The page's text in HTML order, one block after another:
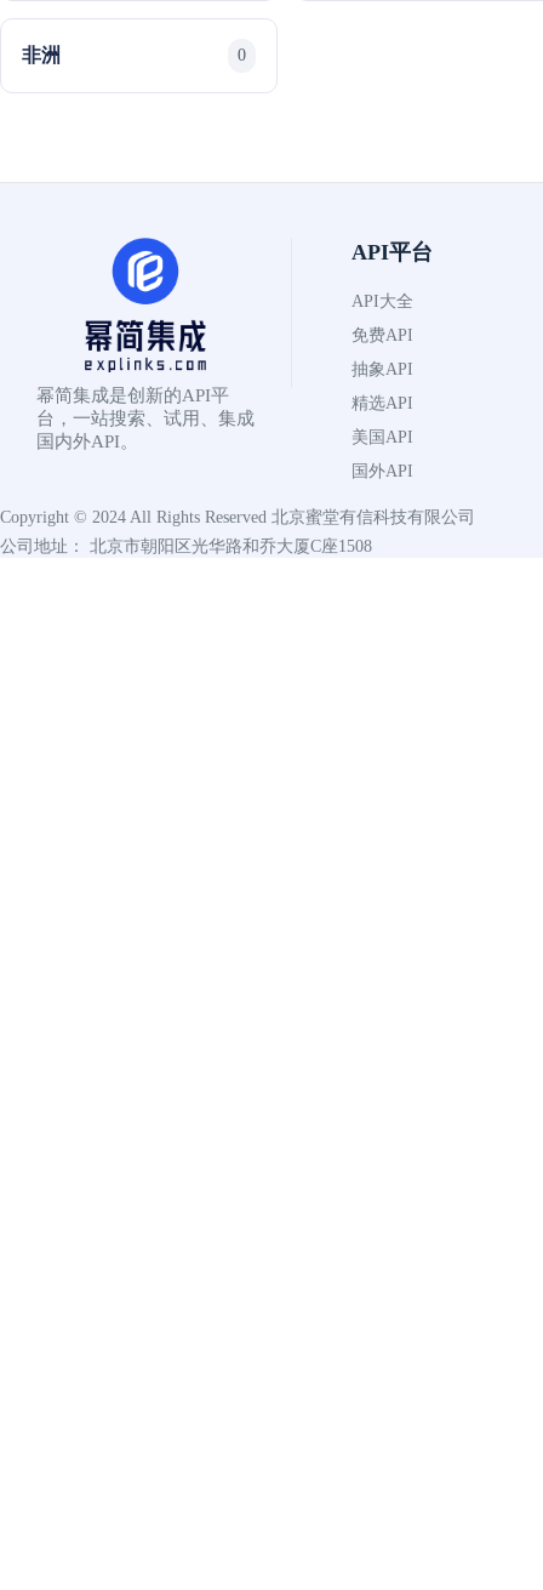
非洲 0
幂简集成是创新的API平
台，一站搜索、试用、集成
国内外API。
API平台
API大全
免费API
抽象API
精选API
美国API
国外API
Copyright © 2024 All Rights Reserved 北京蜜堂有信科技有限公司
公司地址： 北京市朝阳区光华路和乔大厦C座1508